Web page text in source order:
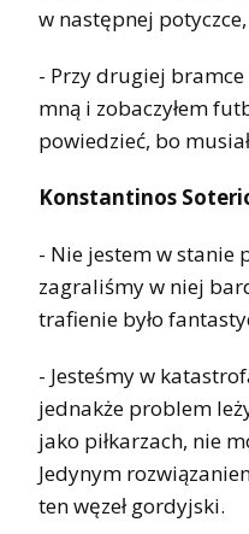
w następnej
- Przy drugiej bramce
mną i zobaczyłem
powiedzieć, bo
Konstantinos
- Nie jestem w stanie
zagraliśmy w niej
trafienie było
- Jesteśmy w
jednakże problem
jako piłkarzach, nie
Jedynym
ten węzeł gordyjski.